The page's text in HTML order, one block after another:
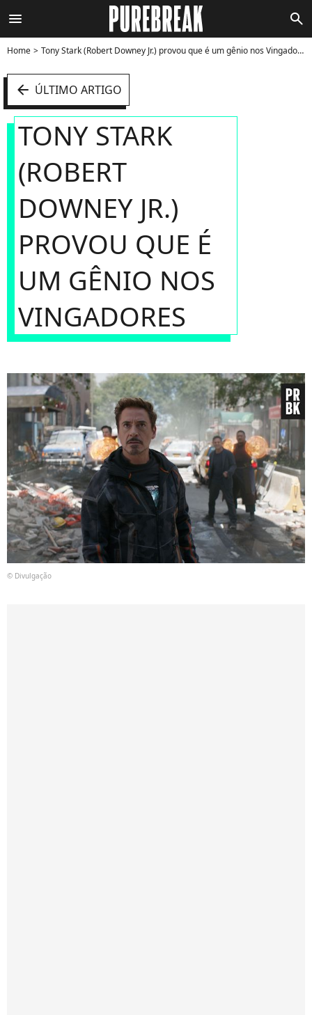
menu search
Home Tony Stark (Robert Downey Jr.) provou que é um gênio nos Vingadores - Foto
arrow_left ÚLTIMO ARTIGO
TONY STARK
(ROBERT
DOWNEY JR.)
PROVOU QUE É
UM GÊNIO NOS
VINGADORES
© Divulgação